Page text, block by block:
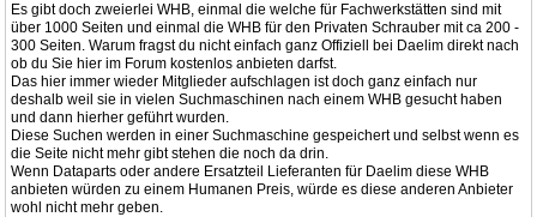
Es gibt doch zweierlei WHB, einmal die welche für Fachwerkstätten sind mit
über 1000 Seiten und einmal die WHB für den Privaten Schrauber mit ca 200 -
300 Seiten. Warum fragst du nicht einfach ganz Offiziell bei Daelim direkt nach
ob du Sie hier im Forum kostenlos anbieten darfst.
Das hier immer wieder Mitglieder aufschlagen ist doch ganz einfach nur
deshalb weil sie in vielen Suchmaschinen nach einem WHB gesucht haben
und dann hierher geführt wurden.
Diese Suchen werden in einer Suchmaschine gespeichert und selbst wenn es
die Seite nicht mehr gibt stehen die noch da drin.
Wenn Dataparts oder andere Ersatzteil Lieferanten für Daelim diese WHB
anbieten würden zu einem Humanen Preis, würde es diese anderen Anbieter
wohl nicht mehr geben.